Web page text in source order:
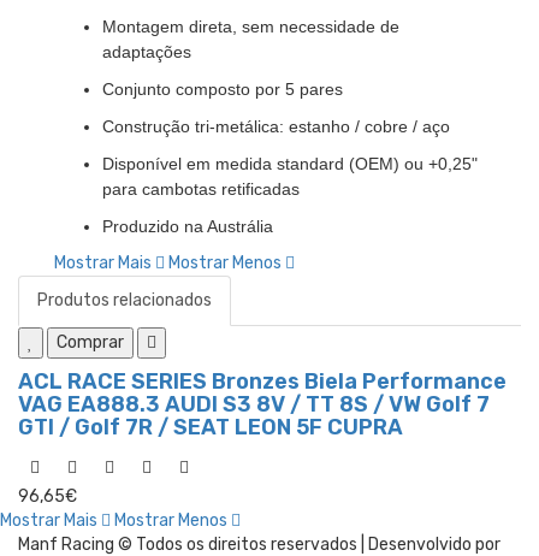
Montagem direta, sem necessidade de
adaptações
Conjunto composto por 5 pares
Construção tri-metálica: estanho / cobre / aço
Disponível em medida standard (OEM) ou +0,25"
para cambotas retificadas
Produzido na Austrália
Mostrar Mais
Mostrar Menos
Produtos relacionados
Comprar
ACL RACE SERIES Bronzes Biela Performance
VAG EA888.3 AUDI S3 8V / TT 8S / VW Golf 7
GTI / Golf 7R / SEAT LEON 5F CUPRA
96,65€
Mostrar Mais
Mostrar Menos
Manf Racing © Todos os direitos reservados | Desenvolvido por